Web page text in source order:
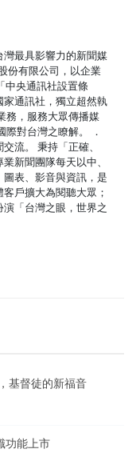
最具影響力的新聞媒
份有限公司，以企業
中央通訊社設置條
通訊社，獨立超然執
務，服務大眾傳播媒
對台灣之瞭解。 ．
流。 秉持「正確、
新聞團隊每天以中、
表、影音與資訊，是
戶擴大為閱聽大眾；
「台灣之眼，世界之
基督徒的新福音
功能上市